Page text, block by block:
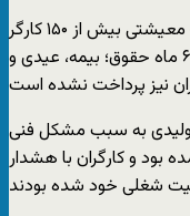
دبیر خانه کارگر سمنان با اشاره به مشکلات معیشتی بیش از ۱۵۰ کارگر
به تبع تعویق ۶ ماه حقوق، افزود: علاوه بر ۶ ماه حقوق؛ بیمه، عیدی و
به سبب مشکل فنی
بود و کارگران با هشدار